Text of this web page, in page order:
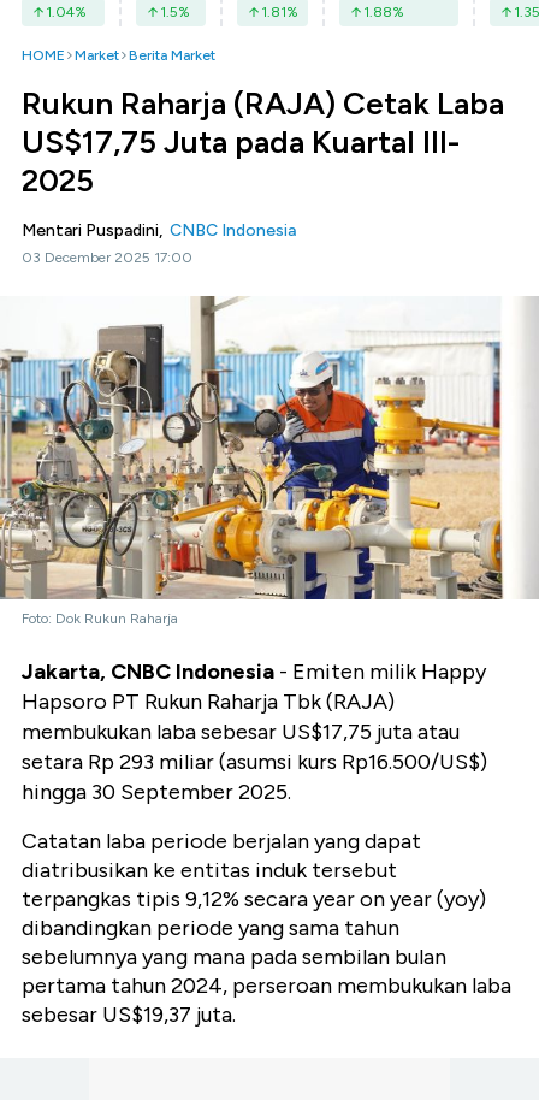
1.04% 1.5% 1.81% 1.88% 1.35
HOME Market Berita Market
Rukun Raharja (RAJA) Cetak Laba
US$17,75 Juta pada Kuartal III-
2025
Mentari Puspadini, CNBC Indonesia
03 December 2025 17:00
Foto: Dok Rukun Raharja
Jakarta, CNBC Indonesia - Emiten milik Happy
Hapsoro PT Rukun Raharja Tbk (RAJA)
membukukan laba sebesar US$17,75 juta atau
setara Rp 293 miliar (asumsi kurs Rp16.500/US$)
hingga 30 September 2025.
Catatan laba periode berjalan yang dapat
diatribusikan ke entitas induk tersebut
terpangkas tipis 9,12% secara year on year (yoy)
dibandingkan periode yang sama tahun
sebelumnya yang mana pada sembilan bulan
pertama tahun 2024, perseroan membukukan laba
sebesar US$19,37 juta.